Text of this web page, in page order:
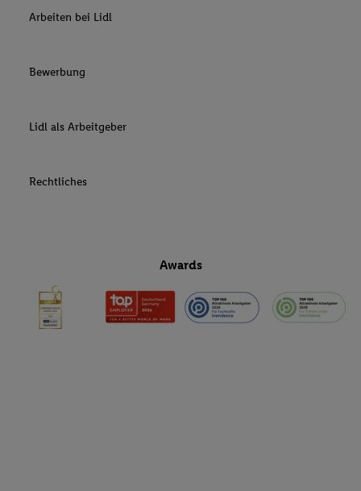
Arbeiten bei Lidl
Bewerbung
Lidl als Arbeitgeber
Rechtliches
Awards